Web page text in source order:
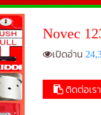
Novec
เปิดอ่าน
ติดต่อเรา